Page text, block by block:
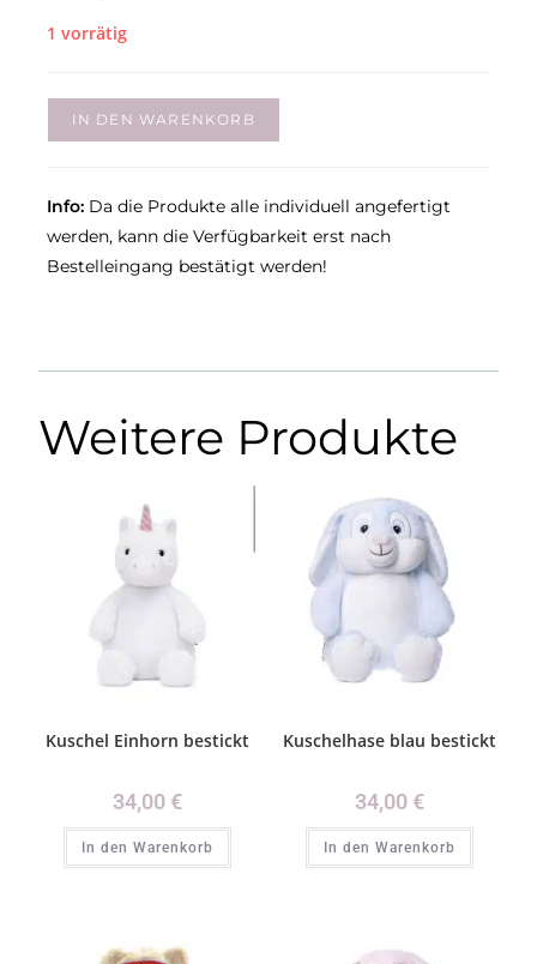
1 vorrätig
IN DEN WARENKORB
Info:Da die Produkte alle individuell angefertigt
werden, kann die Verfügbarkeit erst nach
Bestelleingang bestätigt werden!
Weitere Produkte
Kuschel Einhorn bestickt
34,00 €
In den Warenkorb
Kuschelhase blau bestickt
34,00 €
In den Warenkorb